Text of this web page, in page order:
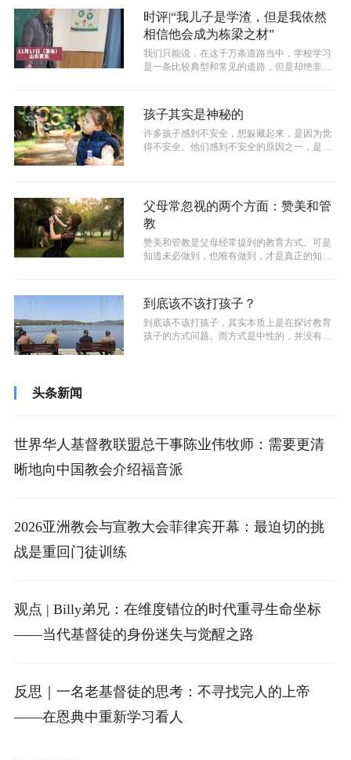
时评|“我儿子是学渣，但是我依然
相信他会成为栋梁之材”
我们只能说，在这千万条道路当中，学校学习
是一条比较典型和常见的道路，但是却绝非只
孩子其实是神秘的
许多孩子感到不安全，想躲藏起来，是因为觉
得不安全。他们感到不安全的原因之一，是他
父母常忽视的两个方面：赞美和管
教
赞美和管教是父母经常提到的教育方式。可是
知道未必做到，也唯有做到，才是真正的知
到底该不该打孩子？
到底该不该打孩子，其实本质上是在探讨教育
孩子的方式问题。而方式是中性的，并没有好
头条新闻
世界华人基督教联盟总干事陈业伟牧师：需要更清
晰地向中国教会介绍福音派
2026亚洲教会与宣教大会菲律宾开幕：最迫切的挑
战是重回门徒训练
观点 | Billy弟兄：在维度错位的时代重寻生命坐标
——当代基督徒的身份迷失与觉醒之路
反思｜一名老基督徒的思考：不寻找完人的上帝
——在恩典中重新学习看人